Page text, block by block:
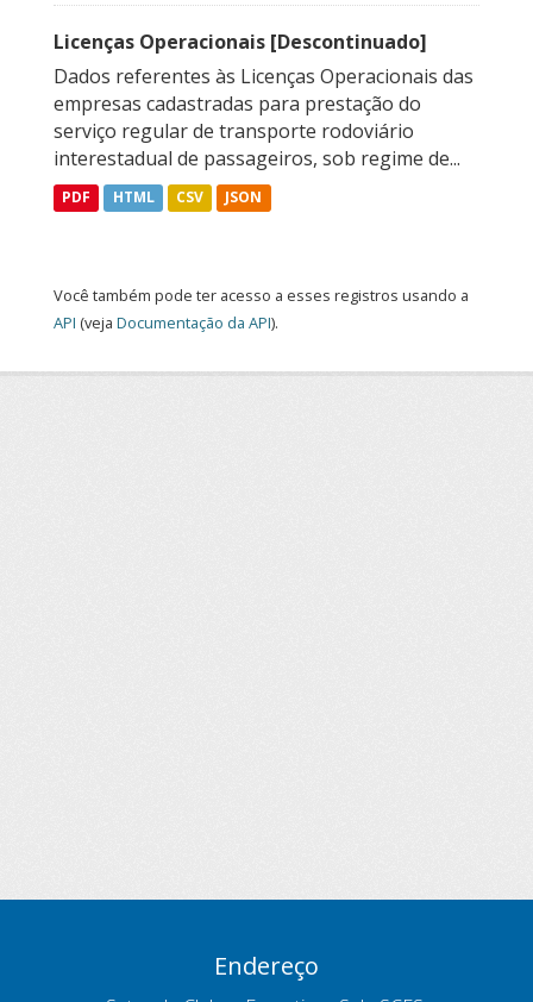
Licenças Operacionais [Descontinuado]
Dados referentes às Licenças Operacionais das
empresas cadastradas para prestação do
serviço regular de transporte rodoviário
interestadual de passageiros, sob regime de...
PDF HTML CSV JSON
Você também pode ter acesso a esses registros usando a
API (veja Documentação da API).
Endereço